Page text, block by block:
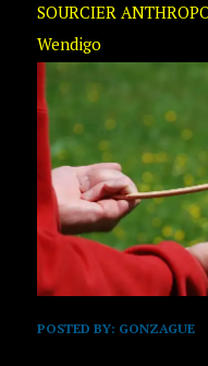
SOURCIER
Wendigo
POSTED BY: GONZAGUE